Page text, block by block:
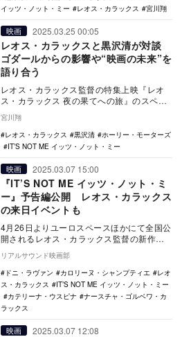
イッツ・ノット・ミー
レオス・カラックス 宮川翔
映画 2025.03.25 00:05
レオス・カラックスと黒沢清が対談
ゴダールからの影響や“映画の未来”を
語り合う
レオス・カラックス監督の特集上映『レオ
ス・カラックス 夜の果てへの旅』のスペシ
ャルトークショーが3月23日に東京日仏学院
エスパス…
宮川翔
レオス・カラックス
黒沢清
ホーリー・モーターズ
IT’S NOT ME イッツ・ノット・ミー
映画 2025.03.07 15:00
『IT’S NOT ME イッツ・ノット・ミ
ー』予告編公開 レオス・カラックス
の来日イベントも
4月26日よりユーロスペースほかにて全国公
開されるレオス・カラックス監督の新作映
画『IT’S NOT ME イッツ・ノット・ミー…
リアルサウンド映画部
ドニ・ラヴァン
カロリーヌ・シャンプティエ
レオ
ス・カラックス
IT’S NOT ME イッツ・ノット・ミー
カテリーナ・ウスピナ
ナースチャ・ゴルベワ・カ
ラックス
映画 2025.03.07 12:08